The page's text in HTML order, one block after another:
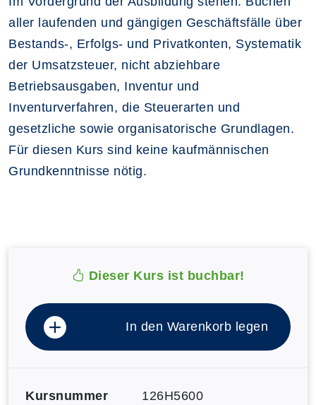
aller laufenden und gängigen Geschäftsfälle über
Bestands-, Erfolgs- und Privatkonten, Systematik
der Umsatzsteuer, nicht abziehbare
Betriebsausgaben, Inventur und
Inventurverfahren, die Steuerarten und
gesetzliche sowie organisatorische Grundlagen.
Für diesen Kurs sind keine kaufmännischen
Grundkenntnisse nötig.
Dieser Kurs ist buchbar!
In den Warenkorb legen
Kursnummer 126H5600